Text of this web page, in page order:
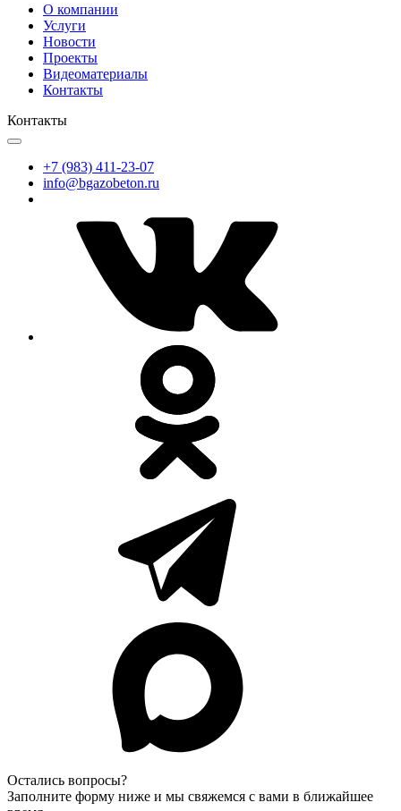
О компании
Услуги
Новости
Проекты
Видеоматериалы
Контакты
Контакты
+7 (983) 411-23-07
info@bgazobeton.ru
Остались вопросы?
Заполните форму ниже и мы свяжемся с вами в ближайшее